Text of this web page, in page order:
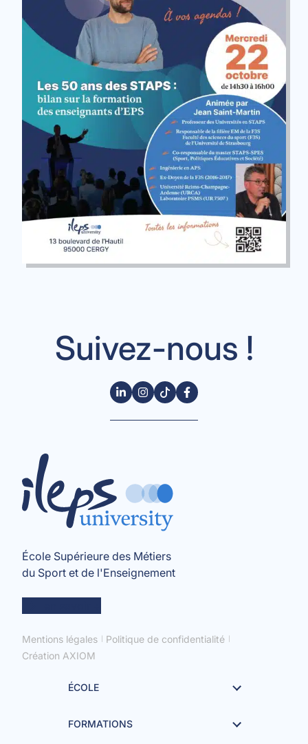
Suivez-nous !
École Supérieure des Métiers
du Sport et de l'Enseignement
Mentions légales
Politique de confidentialité
Création AXIOM
ÉCOLE
FORMATIONS